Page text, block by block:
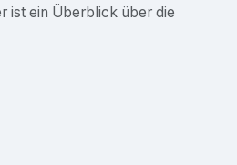
ist ein Überblick über die